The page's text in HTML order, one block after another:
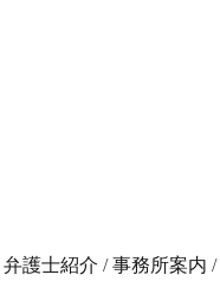
弁護士紹介 /事務所案内 /